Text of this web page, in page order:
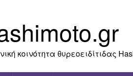
κοινότητα θυρεοειδίτιδας